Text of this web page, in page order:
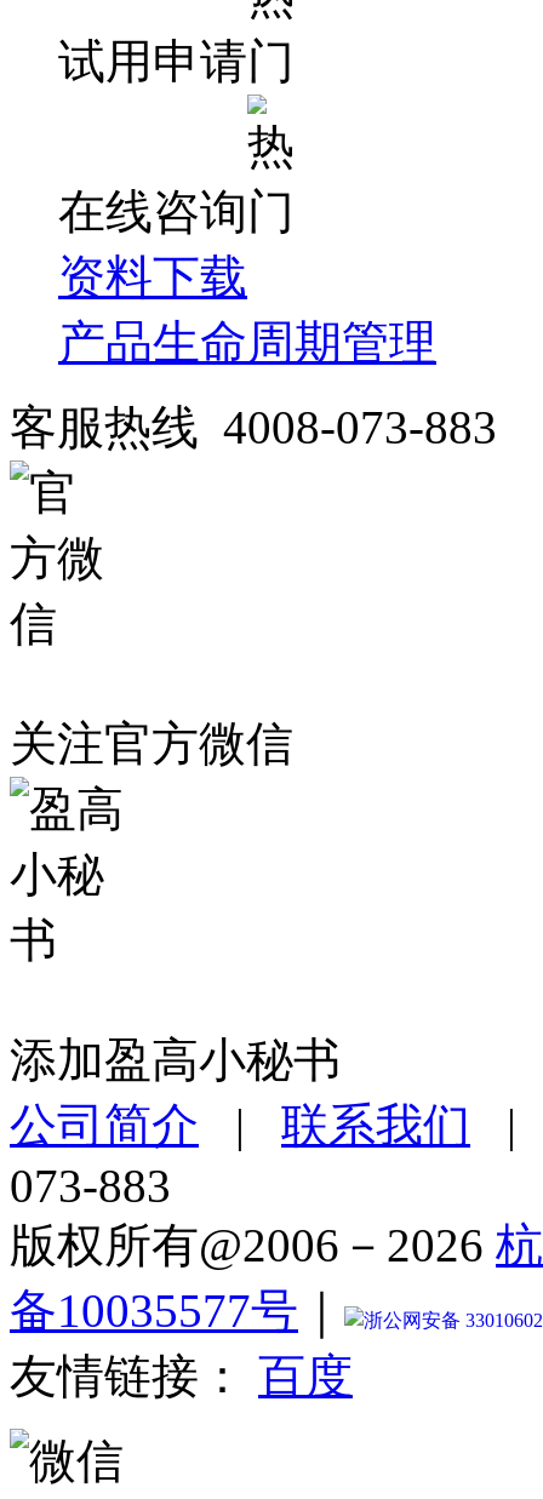
试用申请
在线咨询
资料下载
产品生命周期管理
客服热线 4008-073-883
关注官方微信
添加盈高小秘书
公司简介 | 联系我们
073-883
版权所有@2006－2026
备10035577号
浙公网安备
友情链接： 百度